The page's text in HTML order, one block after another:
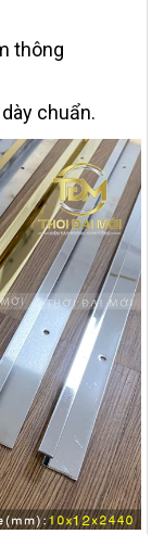
thông
chuẩn.